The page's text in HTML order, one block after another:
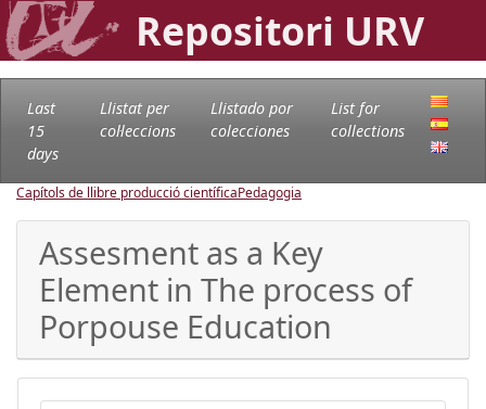
Repositori URV
Last
15
days
Llistat per
col·leccions
Llistado por
colecciones
List for
collections
Capítols de llibre producció científicaPedagogia
Assesment as a Key
Element in The process of
Porpouse Education